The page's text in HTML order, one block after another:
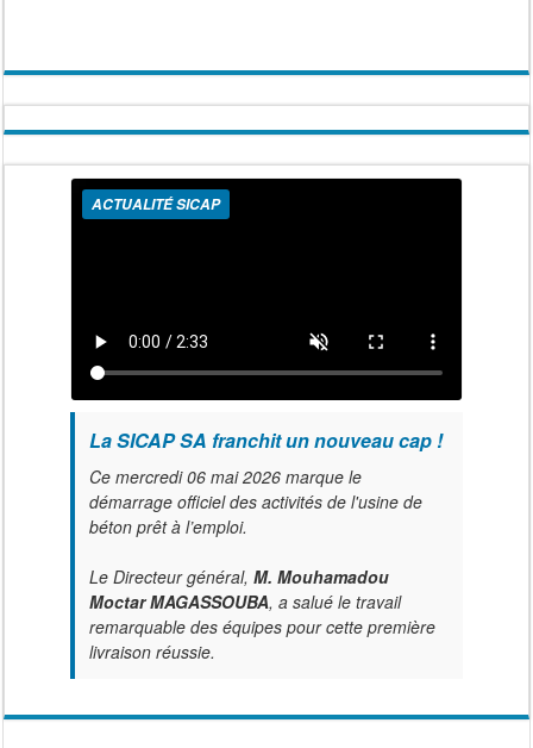
ACTUALITÉ SICAP
La SICAP SA franchit un nouveau cap !
Ce mercredi 06 mai 2026 marque le
démarrage officiel des activités de l'usine de
béton prêt à l’emploi.
Le Directeur général, M. Mouhamadou
Moctar MAGASSOUBA, a salué le travail
remarquable des équipes pour cette première
livraison réussie.